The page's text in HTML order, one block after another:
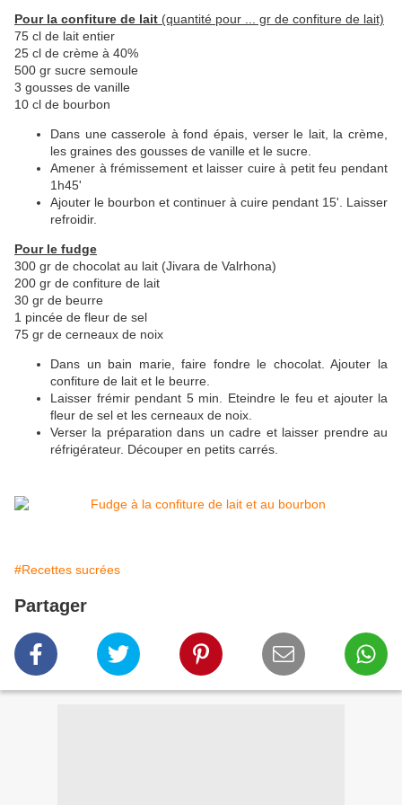
Pour la confiture de lait (quantité pour ... gr de confiture de lait)
75 cl de lait entier
25 cl de crème à 40%
500 gr sucre semoule
3 gousses de vanille
10 cl de bourbon
Dans une casserole à fond épais, verser le lait, la crème,
les graines des gousses de vanille et le sucre.
Amener à frémissement et laisser cuire à petit feu pendant
1h45'
Ajouter le bourbon et continuer à cuire pendant 15'. Laisser
refroidir.
Pour le fudge
300 gr de chocolat au lait (Jivara de Valrhona)
200 gr de confiture de lait
30 gr de beurre
1 pincée de fleur de sel
75 gr de cerneaux de noix
Dans un bain marie, faire fondre le chocolat. Ajouter la
confiture de lait et le beurre.
Laisser frémir pendant 5 min. Eteindre le feu et ajouter la
fleur de sel et les cerneaux de noix.
Verser la préparation dans un cadre et laisser prendre au
réfrigérateur. Découper en petits carrés.
#Recettes sucrées
Partager